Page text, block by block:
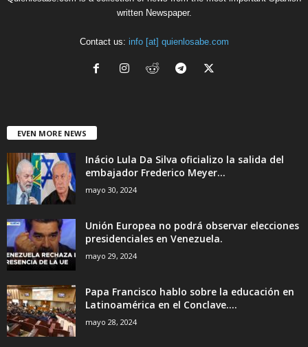
written Newspaper.
Contact us: info [at] quienlosabe.com
EVEN MORE NEWS
Inácio Lula Da Silva oficializo la salida del
embajador Frederico Meyer...
mayo 30, 2024
Unión Europea no podrá observar elecciones
presidenciales en Venezuela.
mayo 29, 2024
Papa Francisco hablo sobre la educación en
Latinoamérica en el Conclave....
mayo 28, 2024